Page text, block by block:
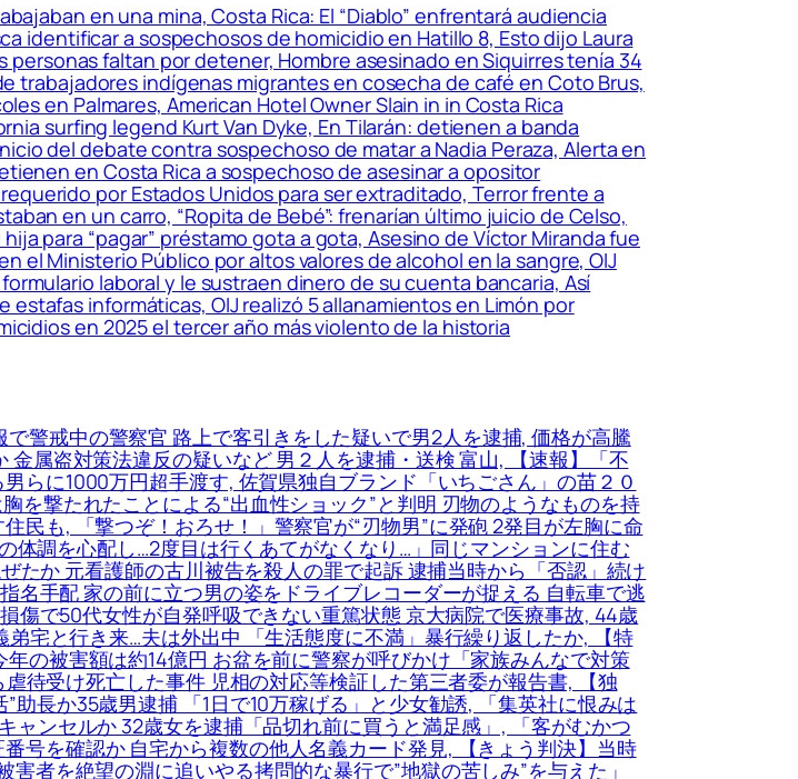
en una mina, Costa Rica: El “Diablo” enfrentará audiencia
identificar a sospechosos de homicidio en Hatillo 8, Esto dijo Laura
personas faltan por detener, Hombre asesinado en Siquirres tenía 34
trabajadores indígenas migrantes en cosecha de café en Coto Brus,
en Palmares, American Hotel Owner Slain in in Costa Rica
surfing legend Kurt Van Dyke, En Tilarán: detienen a banda
del debate contra sospechoso de matar a Nadia Peraza, Alerta en
en Costa Rica a sospechoso de asesinar a opositor
por Estados Unidos para ser extraditado, Terror frente a
en un carro, “Ropita de Bebé”: frenarían último juicio de Celso,
para “pagar” préstamo gota a gota, Asesino de Víctor Miranda fue
el Ministerio Público por altos valores de alcohol en la sangre, OIJ
laboral y le sustraen dinero de su cuenta bancaria, Así
informáticas, OIJ realizó 5 allanamientos en Limón por
en 2025 el tercer año más violento de la historia
警戒中の警察官 路上で客引きをした疑いで男2人を逮捕, 価格が高騰
属盗対策法違反の疑いなど 男２人を逮捕・送検 富山, 【速報】「不
らに1000万円超手渡す, 佐賀県独自ブランド「いちごさん」の苗２０
を撃たれたことによる“出血性ショック”と判明 刃物のようなものを持
民も, 「撃つぞ！おろせ！」警察官が“刃物男”に発砲 2発目が左胸に命
体調を心配し…2度目は行くあてがなくなり…」同じマンションに住む
たか 元看護師の古川被告を殺人の罪で起訴 逮捕当時から「否認」続け
名手配 家の前に立つ男の姿をドライブレコーダーが捉える 自転車で逃
傷で50代女性が自発呼吸できない重篤状態 京大病院で医療事故, 44歳
宅と行き来…夫は外出中 「生活態度に不満」暴行繰り返したか, 【特
の被害額は約14億円 お盆を前に警察が呼びかけ「家族みんなで対策
待受け死亡した事件 児相の対応等検証した第三者委が報告書, 【独
長か35歳男逮捕 「1日で10万稼げる」と少女勧誘, 「集英社に恨みは
ャンセルか 32歳女を逮捕「品切れ前に買うと満足感」, 「客がむかつ
号を確認か 自宅から複数の他人名義カード発見, 【きょう判決】当時
者を絶望の淵に追いやる拷問的な暴行で”地獄の苦しみ”を与えた」